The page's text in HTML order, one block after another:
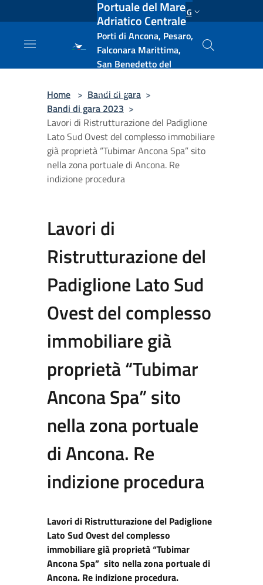
Salta al contenuto principale ENG
Portuale del Mare
Adriatico Centrale
Porti di Ancona, Pesaro,
Falconara Marittima,
San Benedetto del
e Vasto
Home > Bandi di gara >
Bandi di gara 2023 >
Lavori di Ristrutturazione del Padiglione
Lato Sud Ovest del complesso immobiliare
già proprietà “Tubimar Ancona Spa” sito
nella zona portuale di Ancona. Re
indizione procedura
Lavori di
Ristrutturazione del
Padiglione Lato Sud
Ovest del complesso
immobiliare già
proprietà “Tubimar
Ancona Spa” sito
nella zona portuale
di Ancona. Re
indizione procedura
Lavori di Ristrutturazione del Padiglione
Lato Sud Ovest del complesso
immobiliare già proprietà “Tubimar
Ancona Spa” sito nella zona portuale di
Ancona. Re indizione procedura.